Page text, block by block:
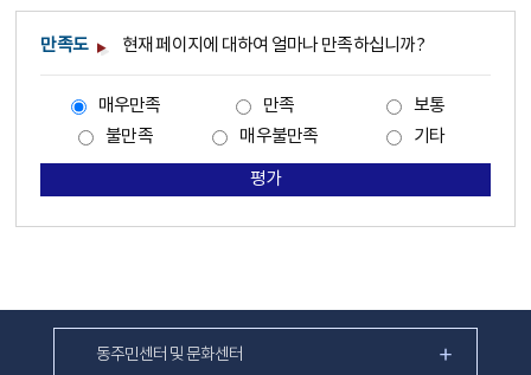
만족도 현재 페이지에 대하여 얼마나 만족하십니까?
매우만족 만족
보통
불만족
매우불만족 기타
평가
동주민센터 및 문화센터